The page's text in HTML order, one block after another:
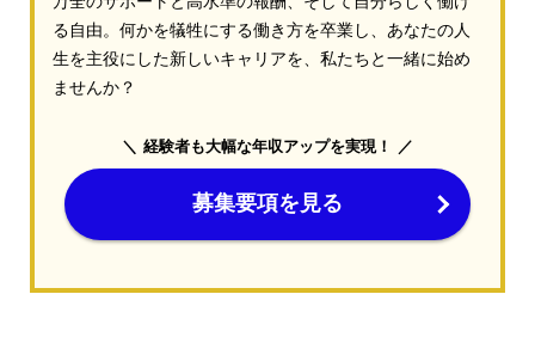
る自由。何かを犠牲にする働き方を卒業し、あなたの人
生を主役にした新しいキャリアを、私たちと一緒に始め
ませんか？
経験者も大幅な年収アップを実現！
募集要項を見る